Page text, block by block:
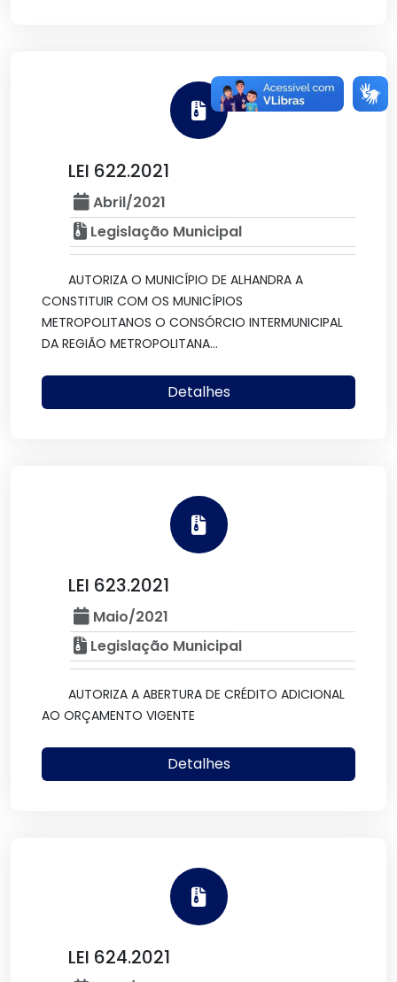
LEI 622.2021
Abril/2021
Legislação Municipal
AUTORIZA O MUNICÍPIO DE ALHANDRA A
CONSTITUIR COM OS MUNICÍPIOS
METROPOLITANOS O CONSÓRCIO INTERMUNICIPAL
DA REGIÃO METROPOLITANA...
Detalhes
LEI 623.2021
Maio/2021
Legislação Municipal
AUTORIZA A ABERTURA DE CRÉDITO ADICIONAL
AO ORÇAMENTO VIGENTE
Detalhes
LEI 624.2021